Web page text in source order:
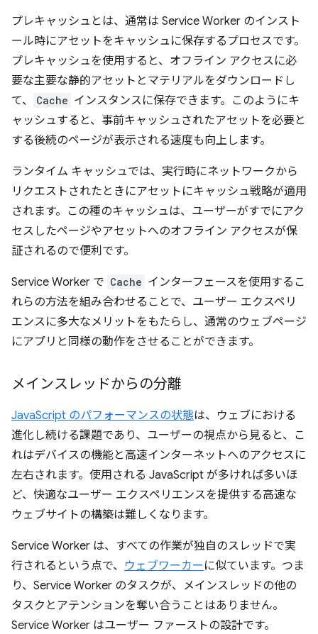
プレキャッシュ とは、通常は Service Worker のインスト
ール時にアセットをキャッシュに保存するプロセスです。
プレキャッシュを使用すると、オフライン アクセスに必
要な主要な静的アセットとマテリアルをダウンロードし
て、
Cache インスタンスに保存できます。このようにキ
ャッシュすると、事前キャッシュされたアセットを必要と
する後続のページが表示される速度も向上します。
ランタイム キャッシュでは、実行時にネットワークから
リクエストされたときにアセットにキャッシュ戦略が適用
されます。この種のキャッシュは、ユーザーがすでにアク
セスしたページやアセットへのオフライン アクセスが保
証されるので便利です。
Service Worker で Cache インターフェースを使用するこ
れらの方法を組み合わせることで、ユーザー エクスペリ
エンスに多大なメリットをもたらし、通常のウェブページ
にアプリと同様の動作をさせることができます。
メインスレッドからの分離
JavaScript のパフォーマンスの状態は、ウェブにおける
進化し続ける課題であり、ユーザーの視点から見ると、こ
れはデバイスの機能と高速インターネットへのアクセスに
左右されます。使用される JavaScript が多ければ多いほ
ど、快適なユーザー エクスペリエンスを提供する高速な
ウェブサイトの構築は難しくなります。
Service Worker は、すべての作業が独自のスレッドで実
行されるという点で、 ウェブワーカー に似ています。つま
り、Service Worker のタスクが、メインスレッドの他の
タスクとアテンションを奪い合うことはありません。
Service Worker はユーザー ファーストの設計です。